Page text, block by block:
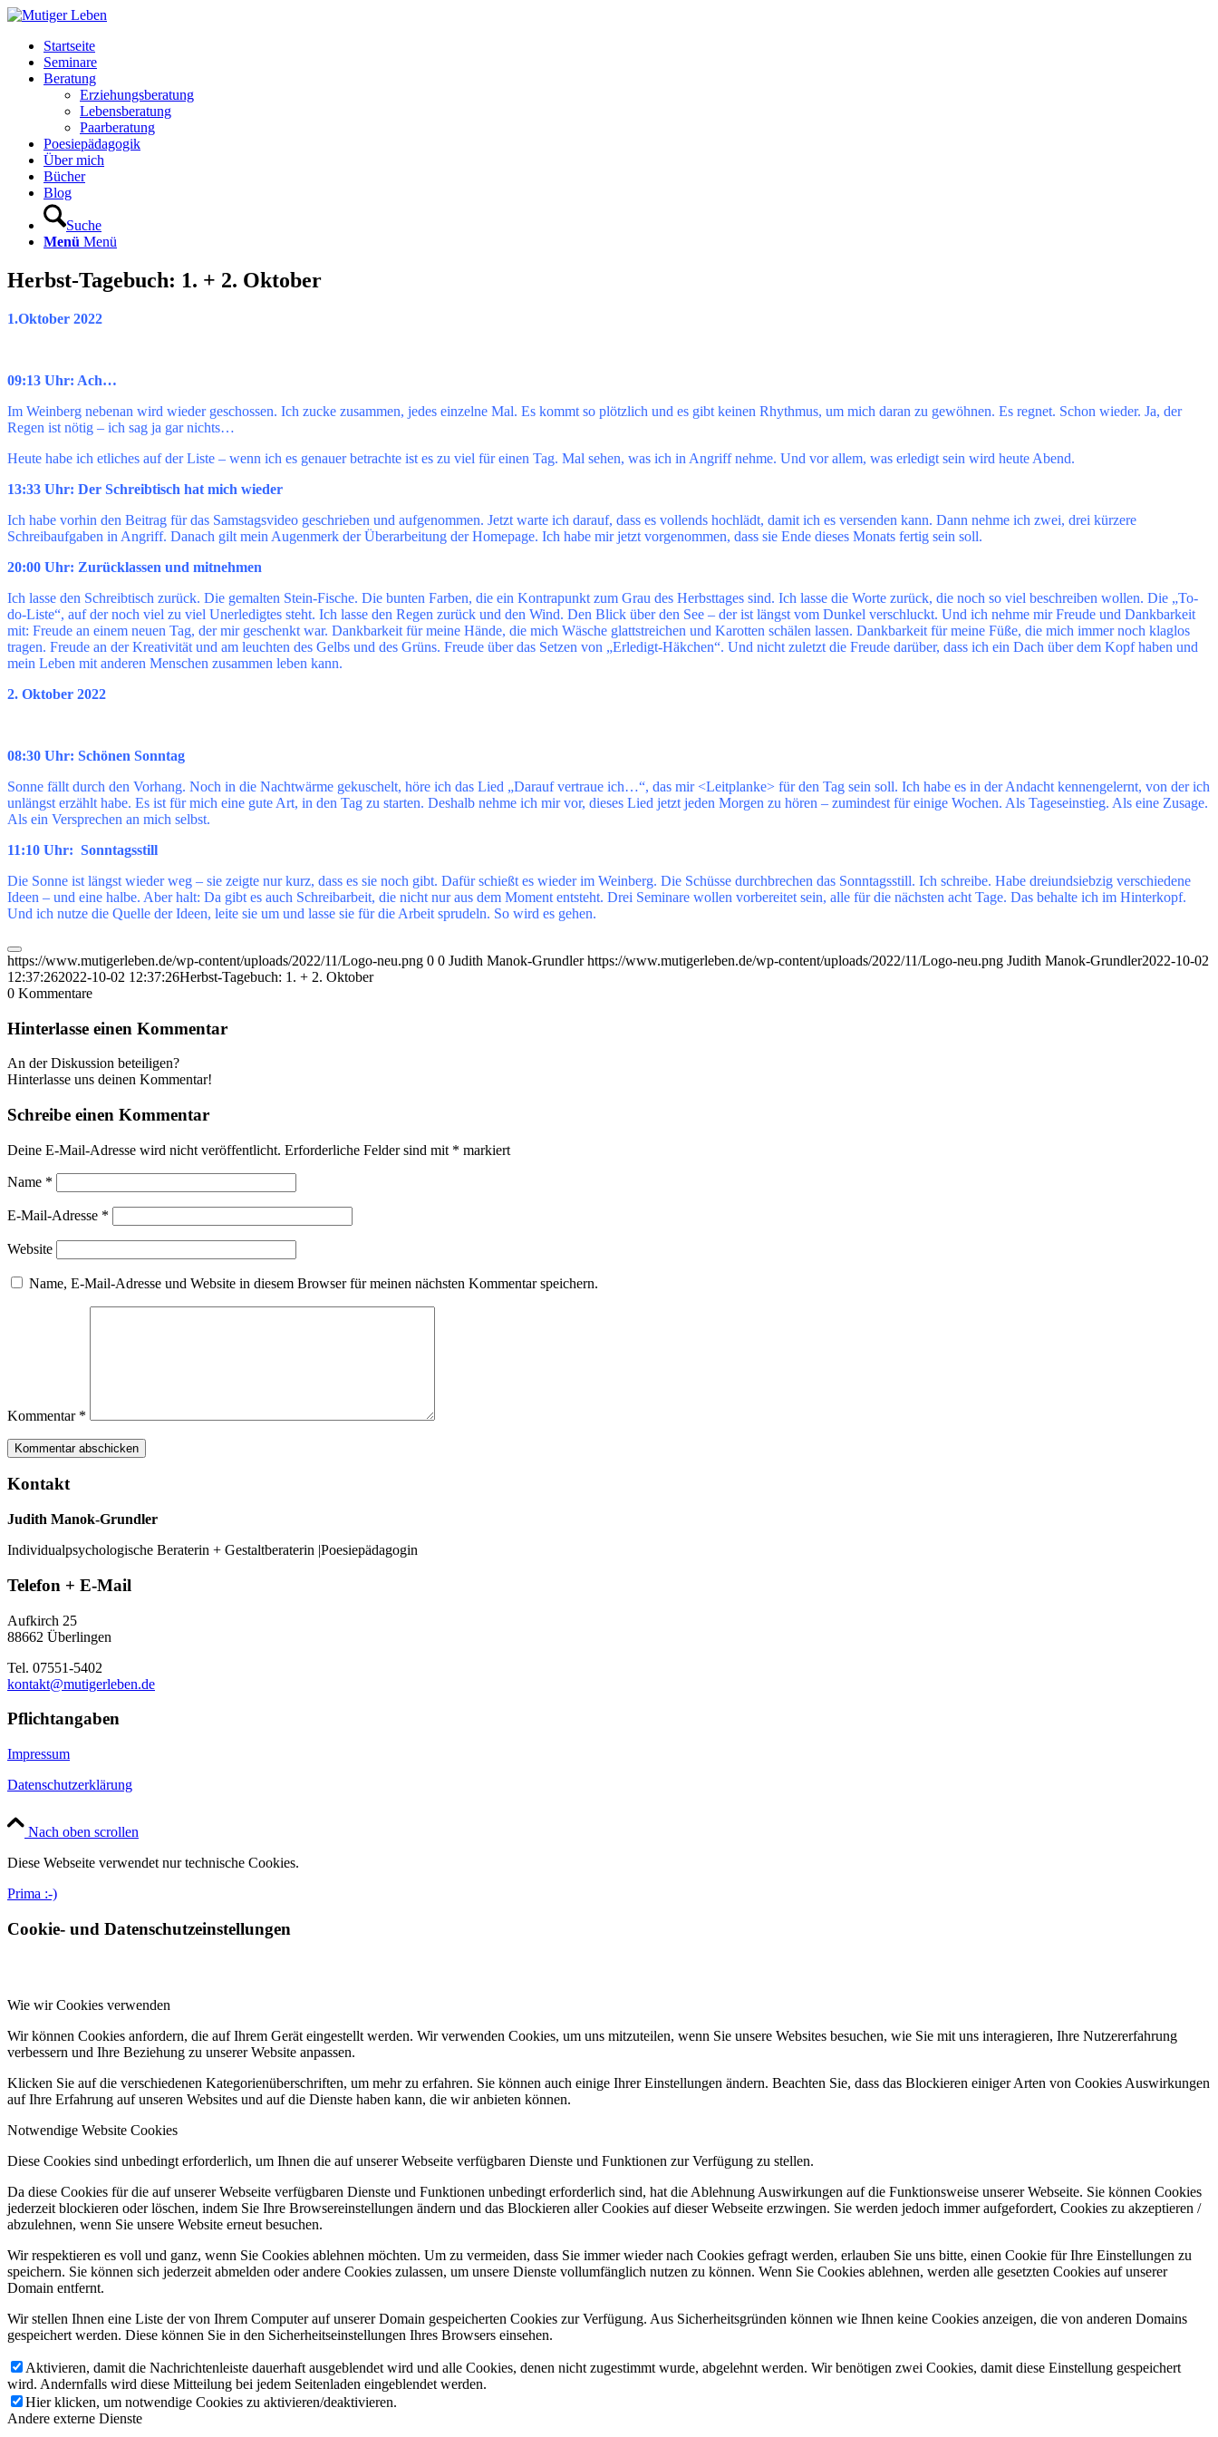
Startseite
Seminare
Beratung
Erziehungsberatung
Lebensberatung
Paarberatung
Poesiepädagogik
Über mich
Bücher
Blog
Suche
Menü Menü
Herbst-Tagebuch: 1. + 2. Oktober
1.Oktober 2022
09:13 Uhr: Ach…
Im Weinberg nebenan wird wieder geschossen. Ich zucke zusammen, jedes einzelne Mal. Es kommt so plötzlich und es gibt keinen Rhythmus, um mich daran zu gewöhnen. Es regnet. Schon wieder. Ja, der
Regen ist nötig – ich sag ja gar nichts…
Heute habe ich etliches auf der Liste – wenn ich es genauer betrachte ist es zu viel für einen Tag. Mal sehen, was ich in Angriff nehme. Und vor allem, was erledigt sein wird heute Abend.
13:33 Uhr: Der Schreibtisch hat mich wieder
Ich habe vorhin den Beitrag für das Samstagsvideo geschrieben und aufgenommen. Jetzt warte ich darauf, dass es vollends hochlädt, damit ich es versenden kann. Dann nehme ich zwei, drei kürzere
Schreibaufgaben in Angriff. Danach gilt mein Augenmerk der Überarbeitung der Homepage. Ich habe mir jetzt vorgenommen, dass sie Ende dieses Monats fertig sein soll.
20:00 Uhr: Zurücklassen und mitnehmen
Ich lasse den Schreibtisch zurück. Die gemalten Stein-Fische. Die bunten Farben, die ein Kontrapunkt zum Grau des Herbsttages sind. Ich lasse die Worte zurück, die noch so viel beschreiben wollen. Die „To-
do-Liste“, auf der noch viel zu viel Unerledigtes steht. Ich lasse den Regen zurück und den Wind. Den Blick über den See – der ist längst vom Dunkel verschluckt. Und ich nehme mir Freude und Dankbarkeit
mit: Freude an einem neuen Tag, der mir geschenkt war. Dankbarkeit für meine Hände, die mich Wäsche glattstreichen und Karotten schälen lassen. Dankbarkeit für meine Füße, die mich immer noch klaglos
tragen. Freude an der Kreativität und am leuchten des Gelbs und des Grüns. Freude über das Setzen von „Erledigt-Häkchen“. Und nicht zuletzt die Freude darüber, dass ich ein Dach über dem Kopf haben und
mein Leben mit anderen Menschen zusammen leben kann.
2. Oktober 2022
08:30 Uhr: Schönen Sonntag
Sonne fällt durch den Vorhang. Noch in die Nachtwärme gekuschelt, höre ich das Lied „Darauf vertraue ich…“, das mir <Leitplanke> für den Tag sein soll. Ich habe es in der Andacht kennengelernt, von der ich
unlängst erzählt habe. Es ist für mich eine gute Art, in den Tag zu starten. Deshalb nehme ich mir vor, dieses Lied jetzt jeden Morgen zu hören – zumindest für einige Wochen. Als Tageseinstieg. Als eine Zusage.
Als ein Versprechen an mich selbst.
11:10 Uhr: Sonntagsstill
Die Sonne ist längst wieder weg – sie zeigte nur kurz, dass es sie noch gibt. Dafür schießt es wieder im Weinberg. Die Schüsse durchbrechen das Sonntagsstill. Ich schreibe. Habe dreiundsiebzig verschiedene
Ideen – und eine halbe. Aber halt: Da gibt es auch Schreibarbeit, die nicht nur aus dem Moment entsteht. Drei Seminare wollen vorbereitet sein, alle für die nächsten acht Tage. Das behalte ich im Hinterkopf.
Und ich nutze die Quelle der Ideen, leite sie um und lasse sie für die Arbeit sprudeln. So wird es gehen.
https://www.mutigerleben.de/wp-content/uploads/2022/11/Logo-neu.png 0 0 Judith Manok-Grundler https://www.mutigerleben.de/wp-content/uploads/2022/11/Logo-neu.png Judith Manok-Grundler2022-10-02
12:37:262022-10-02 12:37:26Herbst-Tagebuch: 1. + 2. Oktober
0 Kommentare
Hinterlasse einen Kommentar
An der Diskussion beteiligen?
Hinterlasse uns deinen Kommentar!
Schreibe einen Kommentar
Deine E-Mail-Adresse wird nicht veröffentlicht. Erforderliche Felder sind mit * markiert
Name *
E-Mail-Adresse *
Website
Name, E-Mail-Adresse und Website in diesem Browser für meinen nächsten Kommentar speichern.
Kommentar *
Kontakt
Judith Manok-Grundler
Individualpsychologische Beraterin + Gestaltberaterin |Poesiepädagogin
Telefon + E-Mail
Aufkirch 25
88662 Überlingen
Tel. 07551-5402
kontakt@mutigerleben.de
Pflichtangaben
Impressum
Datenschutzerklärung
Nach oben scrollen
Diese Webseite verwendet nur technische Cookies.
Prima :-)
Cookie- und Datenschutzeinstellungen
Wie wir Cookies verwenden
Wir können Cookies anfordern, die auf Ihrem Gerät eingestellt werden. Wir verwenden Cookies, um uns mitzuteilen, wenn Sie unsere Websites besuchen, wie Sie mit uns interagieren, Ihre Nutzererfahrung
verbessern und Ihre Beziehung zu unserer Website anpassen.
Klicken Sie auf die verschiedenen Kategorienüberschriften, um mehr zu erfahren. Sie können auch einige Ihrer Einstellungen ändern. Beachten Sie, dass das Blockieren einiger Arten von Cookies Auswirkungen
auf Ihre Erfahrung auf unseren Websites und auf die Dienste haben kann, die wir anbieten können.
Notwendige Website Cookies
Diese Cookies sind unbedingt erforderlich, um Ihnen die auf unserer Webseite verfügbaren Dienste und Funktionen zur Verfügung zu stellen.
Da diese Cookies für die auf unserer Webseite verfügbaren Dienste und Funktionen unbedingt erforderlich sind, hat die Ablehnung Auswirkungen auf die Funktionsweise unserer Webseite. Sie können Cookies
jederzeit blockieren oder löschen, indem Sie Ihre Browsereinstellungen ändern und das Blockieren aller Cookies auf dieser Webseite erzwingen. Sie werden jedoch immer aufgefordert, Cookies zu akzeptieren /
abzulehnen, wenn Sie unsere Website erneut besuchen.
Wir respektieren es voll und ganz, wenn Sie Cookies ablehnen möchten. Um zu vermeiden, dass Sie immer wieder nach Cookies gefragt werden, erlauben Sie uns bitte, einen Cookie für Ihre Einstellungen zu
speichern. Sie können sich jederzeit abmelden oder andere Cookies zulassen, um unsere Dienste vollumfänglich nutzen zu können. Wenn Sie Cookies ablehnen, werden alle gesetzten Cookies auf unserer
Domain entfernt.
Wir stellen Ihnen eine Liste der von Ihrem Computer auf unserer Domain gespeicherten Cookies zur Verfügung. Aus Sicherheitsgründen können wie Ihnen keine Cookies anzeigen, die von anderen Domains
gespeichert werden. Diese können Sie in den Sicherheitseinstellungen Ihres Browsers einsehen.
Aktivieren, damit die Nachrichtenleiste dauerhaft ausgeblendet wird und alle Cookies, denen nicht zugestimmt wurde, abgelehnt werden. Wir benötigen zwei Cookies, damit diese Einstellung gespeichert
wird. Andernfalls wird diese Mitteilung bei jedem Seitenladen eingeblendet werden.
Hier klicken, um notwendige Cookies zu aktivieren/deaktivieren.
Andere externe Dienste